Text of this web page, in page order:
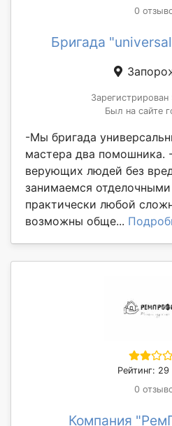
0
Бригада
Зарегистрирован
Был на сайте
-Мы бригада
мастера два
верующих людей без
занимаемся
практически любой
возможны обще...
Рейтинг: 29
0
Компания